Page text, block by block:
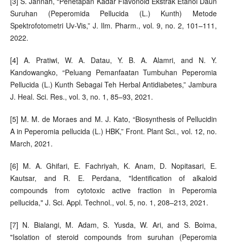
Suruhan (Peperomida Pellucida (L.) Kunth) Metode
Spektrofotometri Uv-Vis,” J. Ilm. Pharm., vol. 9, no. 2, 101–111,
2022.
[4] A. Pratiwi, W. A. Datau, Y. B. A. Alamri, and N. Y.
Kandowangko, “Peluang Pemanfaatan Tumbuhan Peperomia
Pellucida (L.) Kunth Sebagai Teh Herbal Antidiabetes,” Jambura
J. Heal. Sci. Res., vol. 3, no. 1, 85–93, 2021.
[5] M. M. de Moraes and M. J. Kato, “Biosynthesis of Pellucidin
A in Peperomia pellucida (L.) HBK,” Front. Plant Sci., vol. 12, no.
March, 2021.
[6] M. A. Ghifari, E. Fachriyah, K. Anam, D. Nopitasari, E.
Kautsar, and R. E. Perdana, "Identification of alkaloid
compounds from cytotoxic active fraction in Peperomia
pellucida," J. Sci. Appl. Technol., vol. 5, no. 1, 208–213, 2021.
[7] N. Bialangi, M. Adam, S. Yusda, W. Ari, and S. Boima,
"Isolation of steroid compounds from suruhan (Peperomia